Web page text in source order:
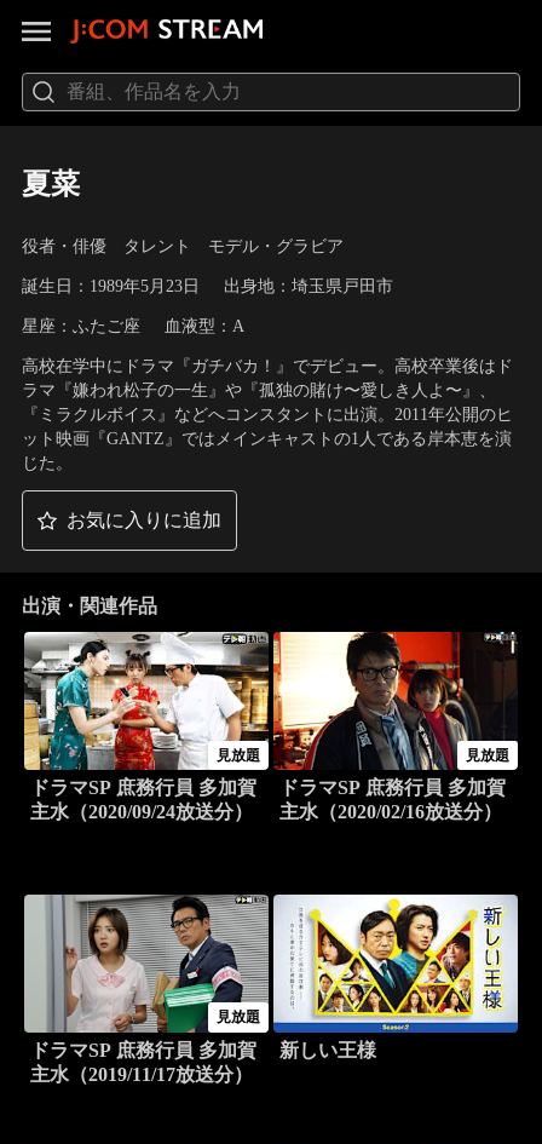
夏菜
役者・俳優 タレント モデル・グラビア
誕生日：1989年5月23日 出身地：埼玉県戸田市
星座：ふたご座 血液型：A
高校在学中にドラマ『ガチバカ！』でデビュー。高校卒業後はド
ラマ『嫌われ松子の一生』や『孤独の賭け〜愛しき人よ〜』、
『ミラクルボイス』などへコンスタントに出演。2011年公開のヒ
ット映画『GANTZ』ではメインキャストの1人である岸本恵を演
じた。
お気に入りに追加
出演・関連作品
見放題
ドラマSP 庶務行員 多加賀
主水（2020/09/24放送分）
見放題
ドラマSP 庶務行員 多加賀
主水（2020/02/16放送分）
見放題
ドラマSP 庶務行員 多加賀
主水（2019/11/17放送分）
新しい王様